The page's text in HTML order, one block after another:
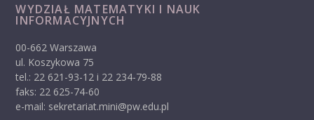
WYDZIAŁ MATEMATYKI I NAUK
INFORMACYJNYCH
00-662 Warszawa
ul. Koszykowa 75
tel.: 22 621-93-12 i 22 234-79-88
faks: 22 625-74-60
e-mail: sekretariat.mini@pw.edu.pl